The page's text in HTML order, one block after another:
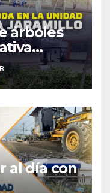
árboles
al día con